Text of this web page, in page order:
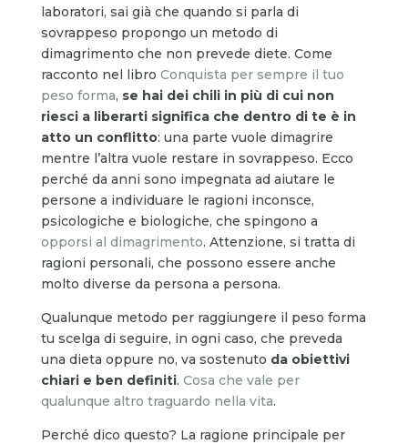
laboratori, sai già che quando si parla di
sovrappeso propongo un metodo di
dimagrimento che non prevede diete. Come
racconto nel libro Conquista per sempre il tuo
peso forma, se hai dei chili in più di cui non
riesci a liberarti significa che dentro di te è in
atto un conflitto: una parte vuole dimagrire
mentre l’altra vuole restare in sovrappeso. Ecco
perché da anni sono impegnata ad aiutare le
persone a individuare le ragioni inconsce,
psicologiche e biologiche, che spingono a
opporsi al dimagrimento. Attenzione, si tratta di
ragioni personali, che possono essere anche
molto diverse da persona a persona.
Qualunque metodo per raggiungere il peso forma
tu scelga di seguire, in ogni caso, che preveda
una dieta oppure no, va sostenuto da obiettivi
chiari e ben definiti. Cosa che vale per
qualunque altro traguardo nella vita.
Perché dico questo? La ragione principale per